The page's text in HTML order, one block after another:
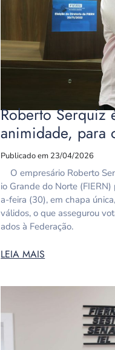
Roberto Serquiz
animidade,
Publicado em 23/04/2026
O empresário Roberto
io Grande do Norte
a-feira (30), em chapa
válidos, o que assegurou
ados à Federação.
LEIA MAIS